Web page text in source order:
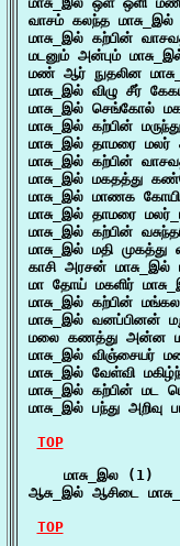
வாசம் கலந்த
மாசு_இல் கற்பின்
மடனும் அன்பும்
மண் ஆர் நுதலின
மாசு_இல் விழு சீர்
மாசு_இல் செங்கோல்
மாசு_இல் கற்பின்
மாசு_இல் தாமரை
மாசு_இல் கற்பின்
மாசு_இல் மகதத்து
மாசு_இல் மாணக
மாசு_இல் தாமரை
மாசு_இல் கற்பின்
மாசு_இல் மதி
காசி அரசன்
மா தோய் மகளிர்
மாசு_இல் கற்பின்
மாசு_இல் வனப்பினன்
மலை கணத்து அன்ன
மாசு_இல்
மாசு_இல் வேள்வி
மாசு_இல் கற்பின்
மாசு_இல் பந்து
TOP
    மாசு_இல (1)
ஆசு_இல் ஆசிடை
TOP